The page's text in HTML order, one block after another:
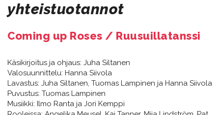
yhteistuotannot
Coming up Roses / Ruusuillatanssi
Käsikirjoitus ja ohjaus: Juha Siltanen
Valosuunnittelu: Hanna Siivola
Lavastus: Juha Siltanen, Tuomas Lampinen ja Hanna Siivola
Puvustus: Tuomas Lampinen
Musiikki: Ilmo Ranta ja Jori Kemppi